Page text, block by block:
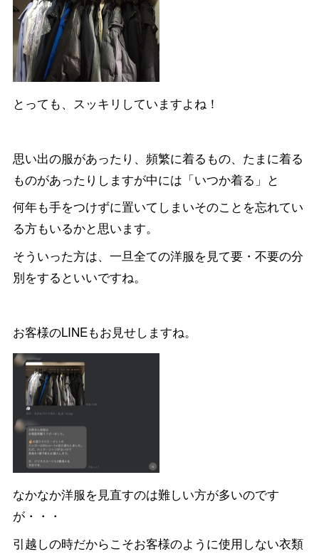
とっても、スッキリしていますよね！
思い出の服があったり、頻繁に着るもの、たまに着る
ものがあったりしますが中には「いつか着る」と
何年も手をつけずに置いてしまいそのことを忘れてい
る方もいるかと思います。
そういった方は、一旦全ての洋服を見て要・不要の分
別をするといいですね。
お客様のLINEもお見せしますね。
なかなか洋服を見直すのは難しい方が多いのです
が・・・
引越しの時だからこそお客様のように使用しない衣類